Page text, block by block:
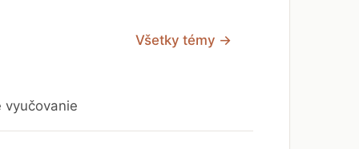
Všetky témy →
vyučovanie